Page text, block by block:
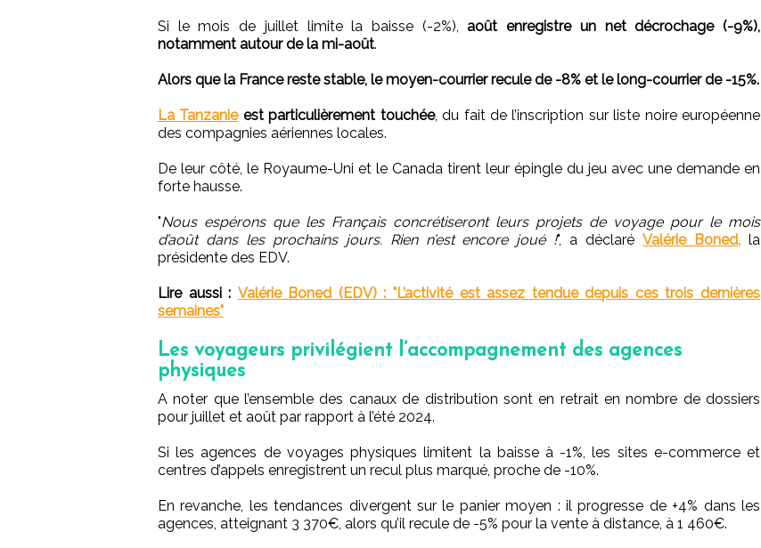
Si le mois de juillet limite la baisse (-2%),août enregistre un net décrochage (-9%),
notamment autour de la mi-août.
Alors que la France reste stable, le moyen-courrier recule de -8% et le long-courrier de -15%.
La Tanzanie est particulièrement touchée, du fait de l’inscription sur liste noire européenne
des compagnies aériennes locales.
De leur côté, le Royaume-Uni et le Canada tirent leur épingle du jeu avec une demande en
forte hausse.
"Nous espérons que les Français concrétiseront leurs projets de voyage pour le mois
d’août dans les prochains jours. Rien n’est encore joué !", a déclaréValérie Boned, la
présidente des EDV.
Lire aussi : Valérie Boned (EDV) : "L’activité est assez tendue depuis ces trois dernières
semaines"
Les voyageurs privilégient l’accompagnement des agences
physiques
A noter que l’ensemble des canaux de distribution sont en retrait en nombre de dossiers
pour juillet et août par rapport à l’été 2024.
Si les agences de voyages physiques limitent la baisse à -1%, les sites e-commerce et
centres d’appels enregistrent un recul plus marqué, proche de -10%.
En revanche, les tendances divergent sur le panier moyen : il progresse de +4% dans les
agences, atteignant 3 370€, alors qu’il recule de -5% pour la vente à distance, à 1 460€.